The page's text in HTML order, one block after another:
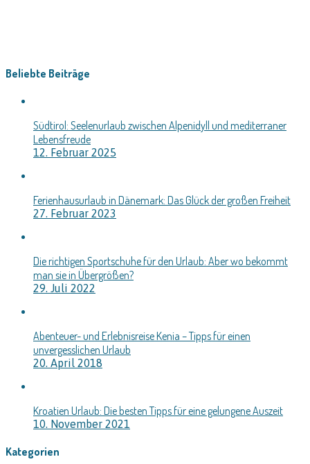
Beliebte Beiträge
Südtirol: Seelenurlaub zwischen Alpenidyll und mediterraner
Lebensfreude
12. Februar 2025
Ferienhausurlaub in Dänemark: Das Glück der großen Freiheit
27. Februar 2023
Die richtigen Sportschuhe für den Urlaub: Aber wo bekommt
man sie in Übergrößen?
29. Juli 2022
Abenteuer- und Erlebnisreise Kenia – Tipps für einen
unvergesslichen Urlaub
20. April 2018
Kroatien Urlaub: Die besten Tipps für eine gelungene Auszeit
10. November 2021
Kategorien